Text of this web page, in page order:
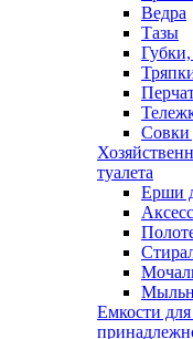
Ведра
Тазы
Совки
туалета
Ерши
Емкости